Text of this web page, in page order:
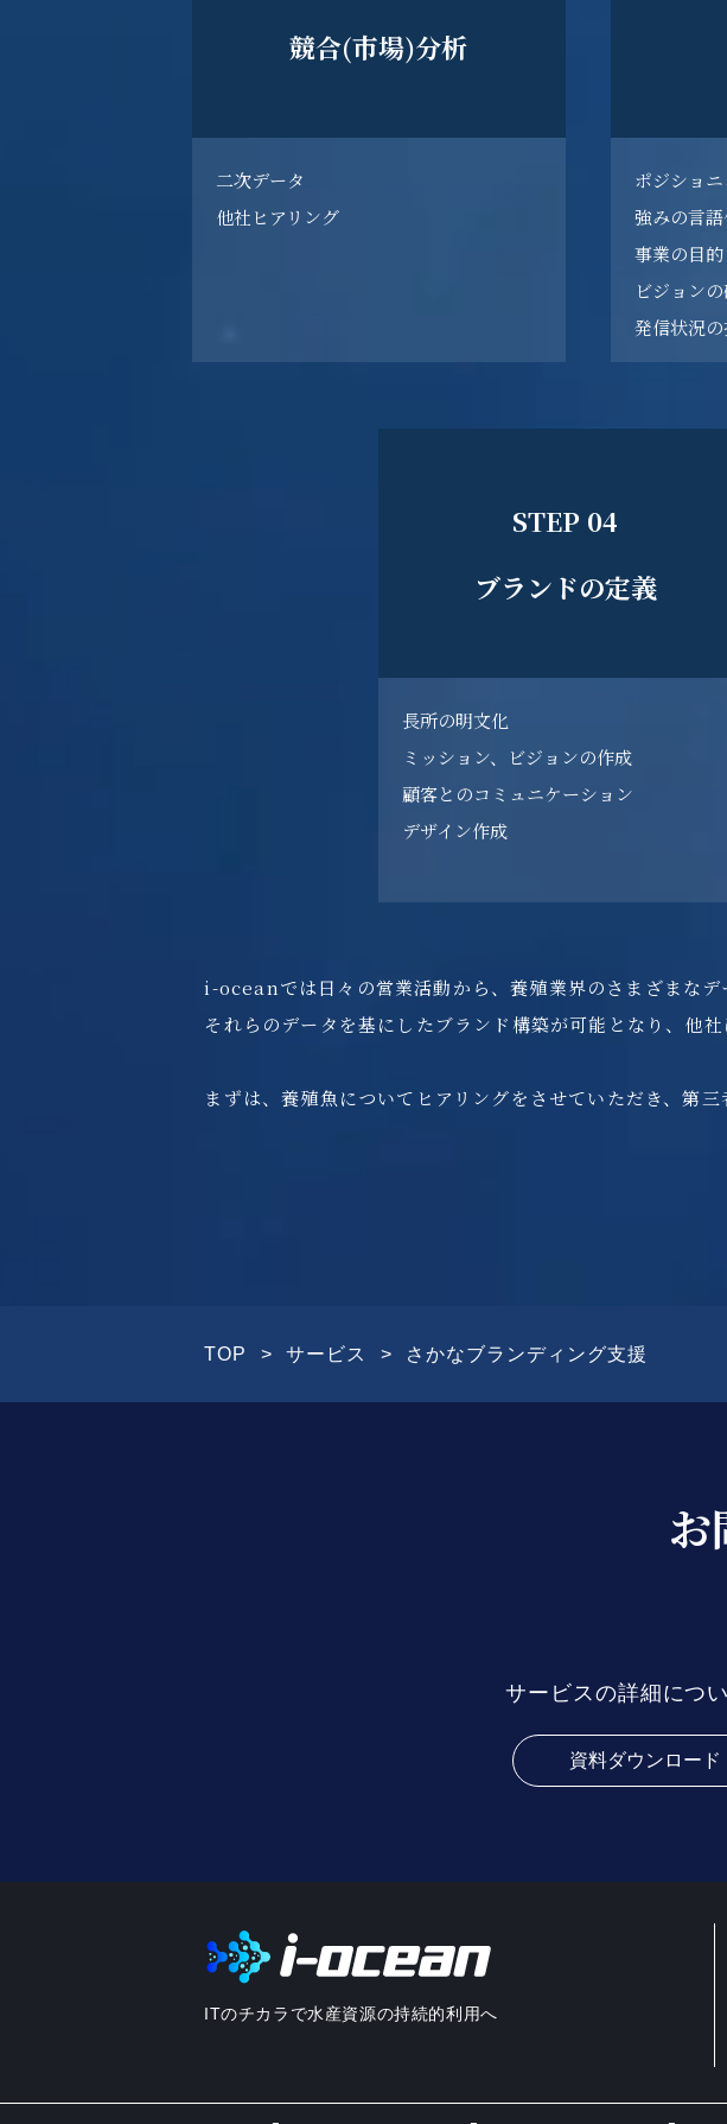
競合(市場)分析
二次データ
他社ヒアリング
ポジショ
強みの言語
事業の目的
ビジョン
発信状況
STEP 04
ブランドの定義
長所の明文化
ミッション、ビジョンの作成
顧客とのコミュニケーション
デザイン作成
i-oceanでは日々の営業活動から、養殖業界のさまざまな
それらのデータを基にしたブランド構築が可能となり、他
まずは、養殖魚についてヒアリングをさせていただき、第
TOP サービス さかなブランディング支援
お
サービスの詳細につ
資料ダウンロード
ITのチカラで水産資源の持続的利用へ